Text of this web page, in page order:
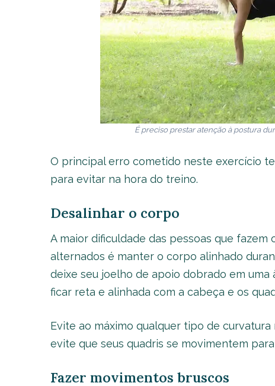
É preciso prestar atenção à postura
O principal erro cometido neste exercício
para evitar na hora do treino.
Desalinhar o corpo
A maior dificuldade das pessoas que
alternados é manter o corpo alinhado
deixe seu joelho de apoio dobrado em uma
ficar reta e alinhada com a cabeça e os
Evite ao máximo qualquer tipo de
evite que seus quadris se movimentem
Fazer movimentos bruscos